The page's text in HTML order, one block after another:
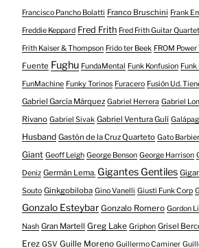
Francisco Pancho Bolatti Franco Bruschini Frank
Freddie Keppard Fred Frith Fred Frith Guitar Quartet
Frith Kaiser & Thompson Frido ter Beek FROM Power
Fuente Fughu FundaMental Funk Konfusion Funk
FunMachine Funky Torinos Furacero Fusión Ud.
Gabriel García Márquez Gabriel Herrera Gabriel
Rivano Gabriel Sivak Gabriel Ventura Gulí
Husband Gastón de la Cruz Quarteto Gato
Giant Geoff Leigh George Benson George Harrison
Deniz Germán Lema. Gigantes Gentiles
Souto Ginkgobiloba Gino Vanelli Giusti Funk Corp
Gonzalo Esteybar Gonzalo Romero Gordon
Nash Gran Martell Greg Lake Griphon Grisel
Erez GSV Guille Moreno Guillermo Caminer